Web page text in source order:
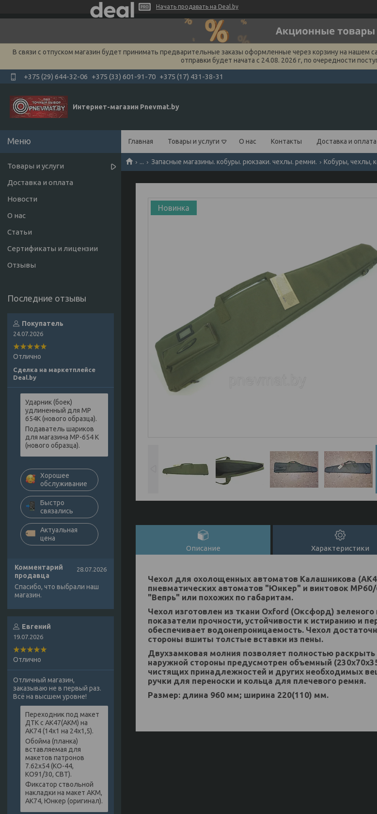
Начать продавать на Deal.by
В связи с отпуском магазин будет принимать предварительные заказы оформленные через корзину на нашем
отправки будет начата с 24.08. 2026 г, по очередности
+375 (29) 644-32-06 +375 (33) 601-91-70 +375 (17) 431-38-31
Интернет-магазин Pnevmat.by
Главная Товары и услуги О нас Контакты Доставка и оплата
... Запасные магазины. кобуры. рюкзаки. чехлы. ремни. Кобуры, чехлы,
Новинка
Описание Характеристики
Чехол для охолощенных автоматов Калашникова
пневматических автоматов "Юнкер" и винтовок МР60/
"Вепрь" или похожих по габаритам.
Чехол изготовлен из ткани Oxford (Оксфорд)
показатели прочности, устойчивости к истиранию и
обеспечивает водонепроницаемость. Чехол
стороны вшиты толстые вставки из пены.
Двухзамковая молния позволяет полностью
наружной стороны предусмотрен объемный
чистящих принадлежностей и других необходимых
ручки для переноски и кольца для плечевого ремня.
Размер: длина 960 мм; ширина 220(110) мм.
Товары и услуги
Доставка и оплата
Новости
О нас
Статьи
Сертификаты и лицензии
Отзывы
Покупатель
24.07.2026
Отлично
Сделка на маркетплейсе
Deal.by
Ударник (боек)
удлиненный для МР
654К (нового образца).
Подаватель шариков
для магазина МР-654 К
(нового образца).
Хорошее
обслуживание
Быстро
связались
Актуальная
цена
Комментарий
продавца
28.07.2026
Спасибо, что выбрали наш
магазин.
Евгений
19.07.2026
Отлично
Отличный магазин,
заказываю не в первый раз.
Всё на высшем уровне!
Переходник под макет
ДТК с АК47(АКМ) на
АК74 (14х1 на 24х1,5).
Обойма (планка)
вставляемая для
макетов патронов
7.62х54 (КО-44,
КО91/30, СВТ).
Фиксатор ствольной
накладки на макет АКМ,
АК74, Юнкер (оригинал).